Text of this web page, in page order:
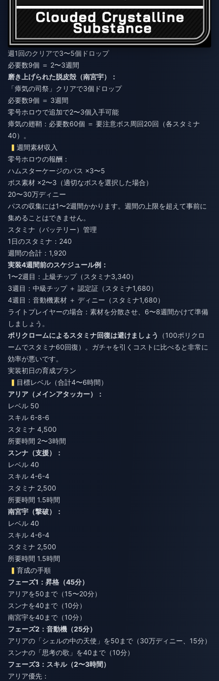
週1回のクリアで3〜5個ドロップ
必要数9個 ＝ 2〜3週間
磨き上げられた脱皮殻（南宮宇）：
「瘴気の司祭」クリアで3個ドロップ
必要数9個 ＝ 3週間
零号ホロウで追加で2〜3個入手可能
瘴気の翅鞘：必要数60個 ＝ 要注意ボス周回20回（各スタミナ
40）。
週間素材収入
零号ホロウの報酬：
ハムスターケージのパス ×3〜5
ボス素材 ×2〜3（適切なボスを選択した場合）
20〜30万ディニー
パスの収集には1〜2週間かかります。週間の上限を超えて事前に
集めることはできません。
スタミナ（バッテリー）管理
1日のスタミナ：240
週間の合計：1,920
実装4週間前のスケジュール例：
1〜2週目：上級チップ（スタミナ3,340）
3週目：中級チップ ＋ 認定証（スタミナ1,680）
4週目：音動機素材 ＋ ディニー（スタミナ1,680）
ライトプレイヤーの場合：素材を分散させ、6〜8週間かけて準備
しましょう。
ポリクロームによるスタミナ回復は避けましょう
（100ポリクロ
ームでスタミナ60回復）。ガチャを引くコストに比べると非常に
効率が悪いです。
実装初日の育成プラン
目標レベル（合計4〜6時間）
アリア（メインアタッカー）：
レベル 50
スキル 6-8-6
スタミナ 4,500
所要時間 2〜3時間
スンナ（支援）：
レベル 40
スキル 4-6-4
スタミナ 2,500
所要時間 1.5時間
南宮宇（撃破）：
レベル 40
スキル 4-6-4
スタミナ 2,500
所要時間 1.5時間
育成の手順
フェーズ1：昇格（45分）
アリアを50まで（15〜20分）
スンナを40まで（10分）
南宮宇を40まで（10分）
フェーズ2：音動機（25分）
アリアの「シェルの中の天使」を50まで（30万ディニー、15分）
スンナの「思考の歌」を40まで（10分）
フェーズ3：スキル（2〜3時間）
アリア優先：